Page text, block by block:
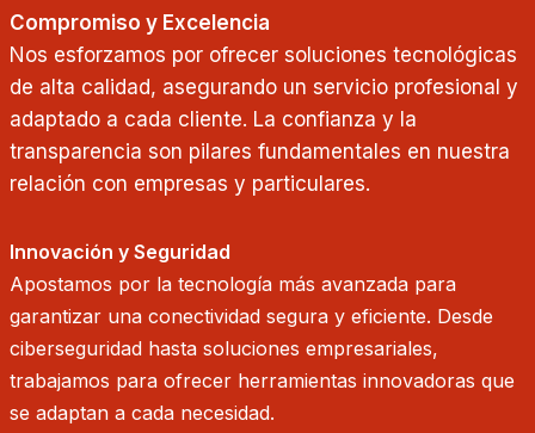
Compromiso y Excelencia
Nos esforzamos por ofrecer soluciones tecnológicas
de alta calidad, asegurando un servicio profesional y
adaptado a cada cliente. La confianza y la
transparencia son pilares fundamentales en nuestra
relación con empresas y particulares.
Innovación y Seguridad
Apostamos por la tecnología más avanzada para
garantizar una conectividad segura y eficiente. Desde
ciberseguridad hasta soluciones empresariales,
trabajamos para ofrecer herramientas innovadoras que
se adaptan a cada necesidad.